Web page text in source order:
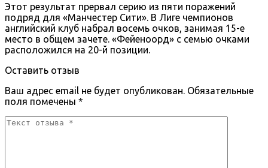
Этот результат прервал серию из пяти поражений
подряд для «Манчестер Сити». В Лиге чемпионов
английский клуб набрал восемь очков, занимая 15-е
место в общем зачете. «Фейеноорд» с семью очками
расположился на 20-й позиции.
Оставить отзыв
Ваш адрес email не будет опубликован. Обязательные
поля помечены *